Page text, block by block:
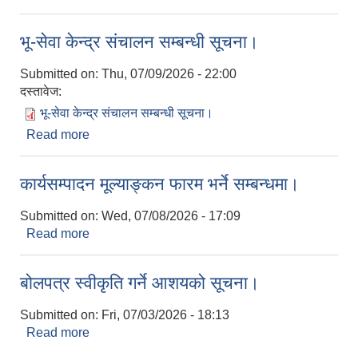
भू-सेवा केन्द्र संचालन सम्बन्धी सूचना।
Submitted on: Thu, 07/09/2026 - 22:00
दस्तावेज:
भू-सेवा केन्द्र संचालन सम्बन्धी सूचना।
Read more
कार्यसम्पादन मूल्याङ्कन फारम भर्ने सम्बन्धमा।
Submitted on: Wed, 07/08/2026 - 17:09
Read more
बोलपत्र स्वीकृति गर्ने आशयको सूचना।
Submitted on: Fri, 07/03/2026 - 18:13
Read more